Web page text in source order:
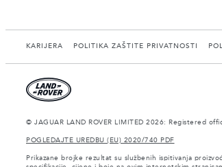
KARIJERA POLITIKA ZAŠTITE PRIVATNOSTI
© JAGUAR LAND ROVER LIMITED 2026: Registered
POGLEDAJTE UREDBU (EU) 2020/740 PDF
Prikazane brojke rezultat su službenih ispitivanja